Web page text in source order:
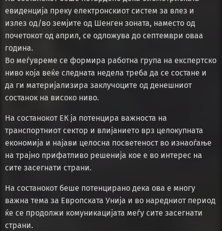
евиденција преку електронскиот систем за влез и
излез од/во земјите од Шенген зоната, наместо од
почетокот од април, се одложува до септември оваа
година.
Во меѓувреме се формира работна група на експертско
ниво која веќе следната недела треба да се состане и
да ги материјализира заклучоците од денешниот
состанок на високо ниво.
На состанокот ЕК ја потенцира важноста на
транспортниот сектор и влијанието врз целокупната
економија и најави целосна посветеност во изнаоѓање
на трајно прифатливо решенија кое е во интерес на
сите засегнати страни.
На состанокот беше потенцирано дека ова е многу
важна тема за Европската Унија и во наредниот период
ќе се продолжи комуникацијата меѓу сите засегнати
страни.